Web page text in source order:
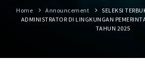
IPKD
BERITA
Home Announcement
SELEKSI
ADMINISTRATOR DI LINGKUNGAN
TAHUN 2025